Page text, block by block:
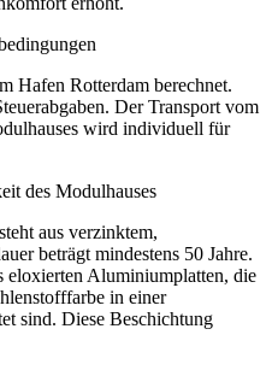
Hafen Rotterdam berechnet.
Der Transport vom
wird individuell für
des Modulhauses
aus verzinktem,
beträgt mindestens 50 Jahre.
eloxierten Aluminiumplatten, die
in einer
sind. Diese Beschichtung